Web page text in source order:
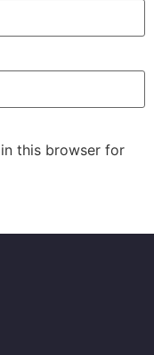
this browser for